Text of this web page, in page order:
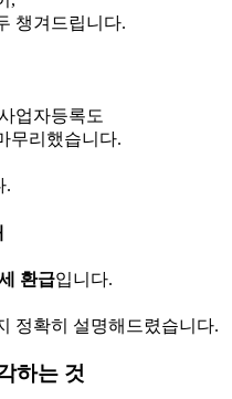
챙겨드립니다.
업자등록도
무리했습니다.
.
환급입니다.
정확히 설명해드렸습니다.
하는 것